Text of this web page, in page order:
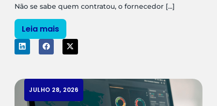
Não se sabe quem contratou, o fornecedor [...]
Leia mais
JULHO 28, 2026